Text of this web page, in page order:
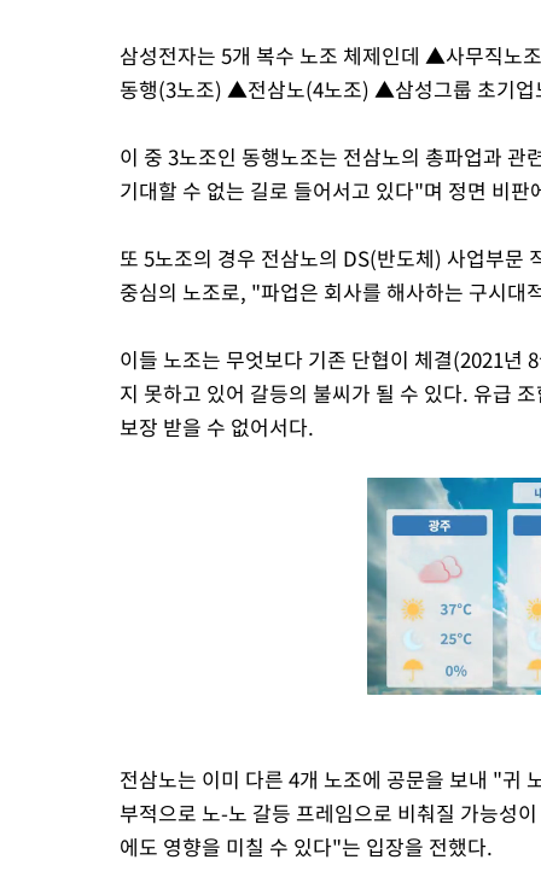
삼성전자는 5개 복수 노조 체제인데 ▲사무직
동행(3노조) ▲전삼노(4노조) ▲삼성그룹 초기업
이 중 3노조인 동행노조는 전삼노의 총파업과
기대할 수 없는 길로 들어서고 있다"며 정면 비판
또 5노조의 경우 전삼노의 DS(반도체) 사업부문
중심의 노조로, "파업은 회사를 해사하는 구시대
이들 노조는 무엇보다 기존 단협이 체결(2021년
지 못하고 있어 갈등의 불씨가 될 수 있다. 유급
보장 받을 수 없어서다.
전삼노는 이미 다른 4개 노조에 공문을 보내 "귀
부적으로 노-노 갈등 프레임으로 비춰질 가능성
에도 영향을 미칠 수 있다"는 입장을 전했다.